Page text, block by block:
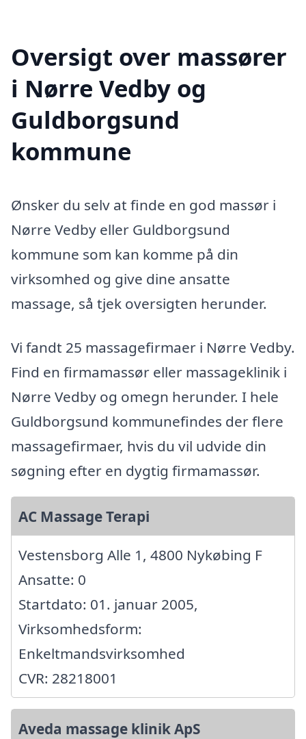
Oversigt over massører
i Nørre Vedby og
Guldborgsund
kommune
Ønsker du selv at finde en god massør i
Nørre Vedby eller Guldborgsund
kommune som kan komme på din
virksomhed og give dine ansatte
massage, så tjek oversigten herunder.
Vi fandt 25 massagefirmaer i Nørre Vedby.
Find en firmamassør eller massageklinik i
Nørre Vedby og omegn herunder. I hele
Guldborgsund kommunefindes der flere
massagefirmaer, hvis du vil udvide din
søgning efter en dygtig firmamassør.
AC Massage Terapi
Vestensborg Alle 1, 4800 Nykøbing F
Ansatte: 0
Startdato: 01. januar 2005,
Virksomhedsform:
Enkeltmandsvirksomhed
CVR: 28218001
Aveda massage klinik ApS